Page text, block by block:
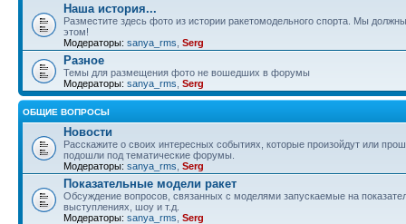
Наша история...
Разместите здесь фото из истории ракетомодельного спорта. Мы
этом!
Модераторы: sanya_rms Serg
Разное
Темы для размещения фото не вошедших в форумы
Модераторы: sanya_rms Serg
ОБЩИЕ ВОПРОСЫ
Новости
Расскажите о своих интересных событиях, которые произойдут или
подошли под тематические форумы.
Модераторы: sanya_rms Serg
Показательные модели ракет
Обсуждение вопросов, связанных с моделями запускаемые на
выступлениях, шоу и т.д.
Модераторы: sanya_rms Serg